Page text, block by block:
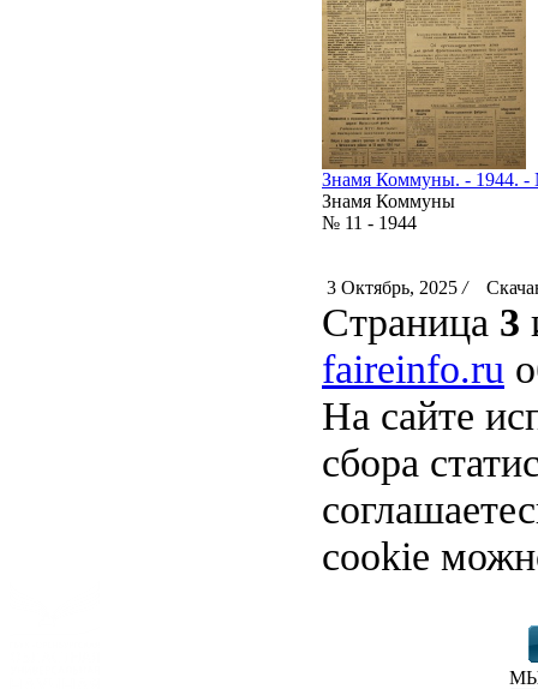
Знамя Коммуны. - 1944. -
Знамя Коммуны
№ 11 - 1944
3 Октябрь, 2025 /
Страница 3
faireinfo.ru
На сайте
сбора
cookie